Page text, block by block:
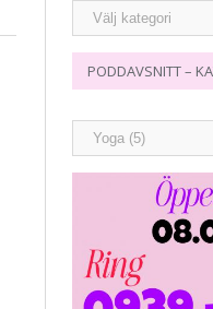
PODDAVSNITT –